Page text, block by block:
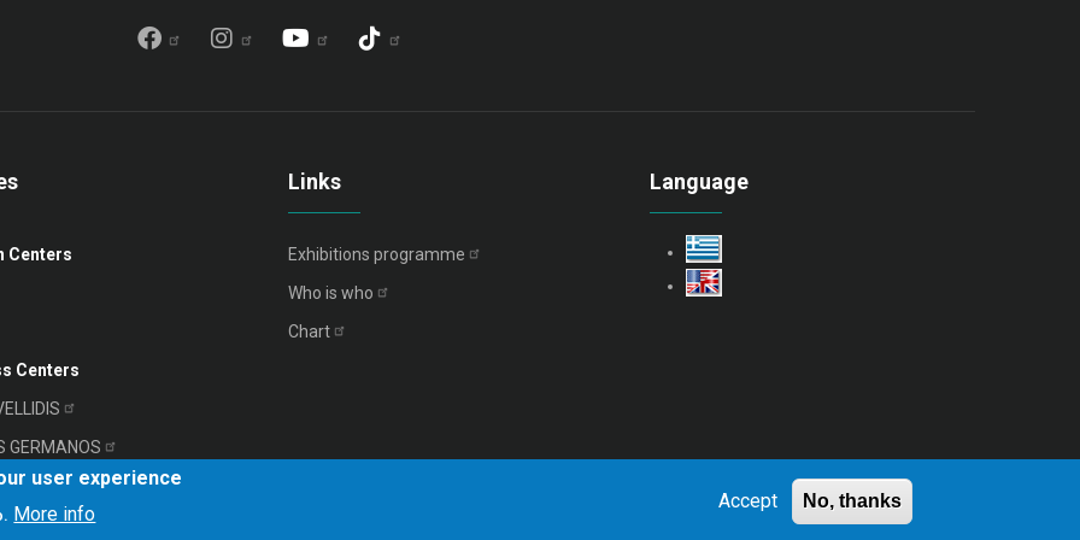
Centers
Centers
GERMANOS
RIADIS
Links
Exhibitions programme
Who is who
Chart
Language
user experience
More info
Accept No, thanks